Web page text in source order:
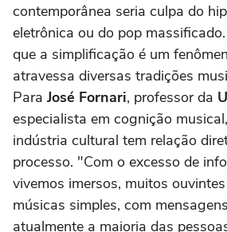
contemporânea seria culpa do
eletrônica ou do pop
que a simplificação é um
atravessa diversas tradições
Para José Fornari, professor da
especialista em cognição
indústria cultural tem relação
processo. "Com o excesso de
vivemos imersos, muitos
músicas simples, com
atualmente a maioria das